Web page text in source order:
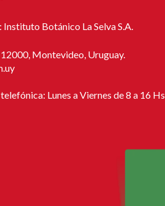
Botánico La Selva S.A.
Montevideo, Uruguay.
Lunes a Viernes de 8 a 16 Hs.